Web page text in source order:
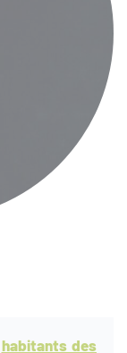
habitants des